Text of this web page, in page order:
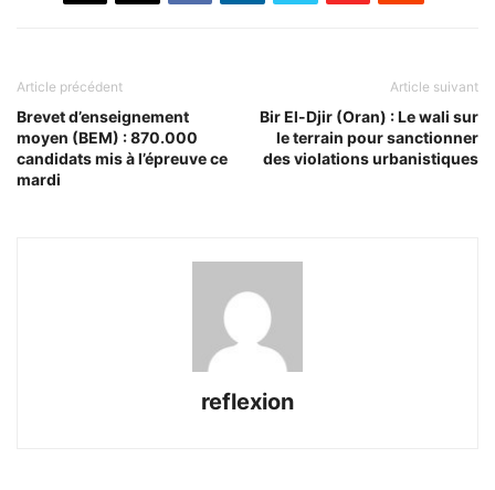
Article précédent
Brevet d’enseignement
moyen (BEM) : 870.000
candidats mis à l’épreuve ce
mardi
Article suivant
Bir El-Djir (Oran) : Le wali sur
le terrain pour sanctionner
des violations urbanistiques
reflexion